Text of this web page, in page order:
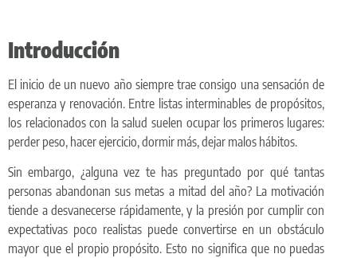
Introducción
El inicio de un nuevo año siempre trae consigo una sensación de
esperanza y renovación. Entre listas interminables de propósitos,
los relacionados con la salud suelen ocupar los primeros lugares:
perder peso, hacer ejercicio, dormir más, dejar malos hábitos.
Sin embargo, ¿alguna vez te has preguntado por qué tantas
personas abandonan sus metas a mitad del año? La motivación
tiende a desvanecerse rápidamente, y la presión por cumplir con
expectativas poco realistas puede convertirse en un obstáculo
mayor que el propio propósito. Esto no significa que no puedas